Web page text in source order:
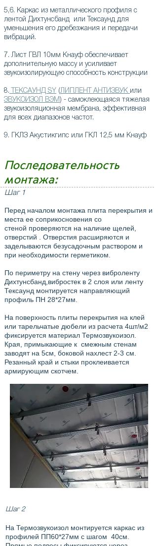
5,6. Каркас из металлического профиля с
лентой Дихтунсбанд или Тексаунд для
уменьшения его дребезжания и передачи
вибраций.
7. Лист ГВЛ 10мм Кнауф обеспечивает
дополнительную массу и усиливает
звукоизолирующую способность конструкции
8. ТЕКСАУНД SY (ЛИПЛЕНТ АНТИЗВУК или
ЗВУКОИЗОЛ ВЭМ ) - самоклеющаяся тяжелая
звукоизоляционная мембрана, эффективная
для всех диапазонов частот.
9. ГКЛЗ Акустикгипс или ГКЛ 12,5 мм Кнауф
Последовательность
монтажа:
Шаг 1
Перед началом монтажа плита перекрытия и
места ее соприкосновения со
стеной проверяются на наличие щелей,
отверстий . Отверстия расширяются и
заделываются безусадочным раствором и
при необходимости герметиком.
По периметру на стену через виброленту
Дихтунсбанд,вибростек в 2 слоя или ленту
Тексаунд монтируется направляющий
профиль ПН 28*27мм.
На поверхность плиты перекрытия на клей
или тарельчатые дюбели из расчета 4шт/м2
фиксируется материал Термозвукоизол.
Края, примыкающие к смежным стенам
заводят на 5см, боковой нахлест 2-3 см.
Резанный край и стыки проклеивается
армирующим скотчем.
Шаг 2
На Термозвукоизол монтируется каркас из
профилей ПП60*27мм с шагом 40см.